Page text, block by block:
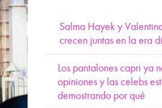
Salma Hayek y
crecen juntas en la era
Los pantalones capri ya
opiniones y las celebs
demostrando por qué